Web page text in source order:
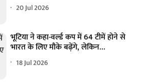
20 Jul 2026
भूटिया ने कहा-वर्ल्ड कप में 64 टीमें होने से
भारत के लिए मौके बढ़ेंगे, लेकिन...
18 Jul 2026